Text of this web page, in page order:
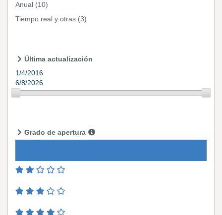
Anual (10)
Tiempo real y otras (3)
Última actualización
1/4/2016
6/8/2026
Grado de apertura